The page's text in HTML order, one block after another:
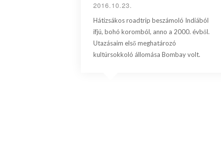
2016.10.23.
Hátizsákos roadtrip beszámoló Indiából
ifjú, bohó koromból, anno a 2000. évből.
Utazásaim első meghatározó
kultúrsokkoló állomása Bombay volt.